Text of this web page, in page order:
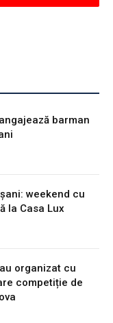
barman
weekend cu
la Casa Lux
organizat cu
competiție de